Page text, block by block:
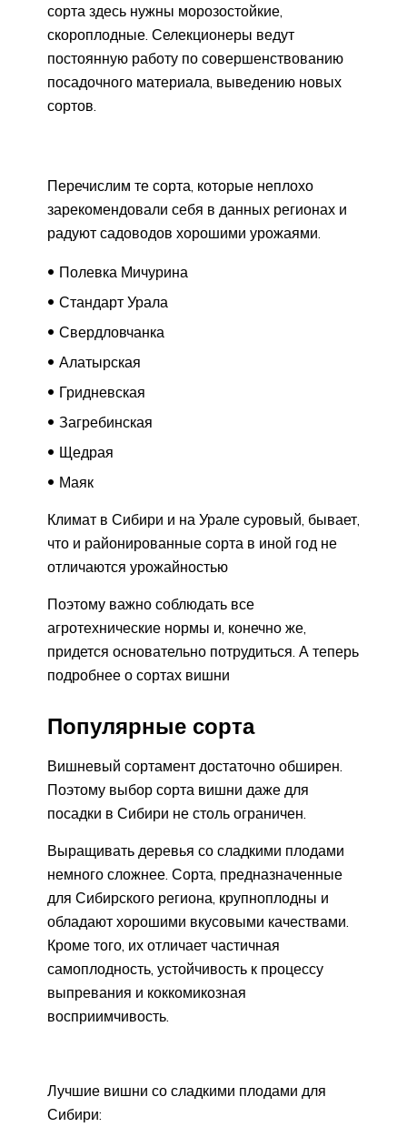
сорта здесь нужны морозостойкие,
скороплодные. Селекционеры ведут
постоянную работу по совершенствованию
посадочного материала, выведению новых
сортов.
Перечислим те сорта, которые неплохо
зарекомендовали себя в данных регионах и
радуют садоводов хорошими урожаями.
Полевка Мичурина
Стандарт Урала
Свердловчанка
Алатырская
Гридневская
Загребинская
Щедрая
Маяк
Климат в Сибири и на Урале суровый, бывает,
что и районированные сорта в иной год не
отличаются урожайностью
Поэтому важно соблюдать все
агротехнические нормы и, конечно же,
придется основательно потрудиться. А теперь
подробнее о сортах вишни
Популярные сорта
Вишневый сортамент достаточно обширен.
Поэтому выбор сорта вишни даже для
посадки в Сибири не столь ограничен.
Выращивать деревья со сладкими плодами
немного сложнее. Сорта, предназначенные
для Сибирского региона, крупноплодны и
обладают хорошими вкусовыми качествами.
Кроме того, их отличает частичная
самоплодность, устойчивость к процессу
выпревания и коккомикозная
восприимчивость.
Лучшие вишни со сладкими плодами для
Сибири: